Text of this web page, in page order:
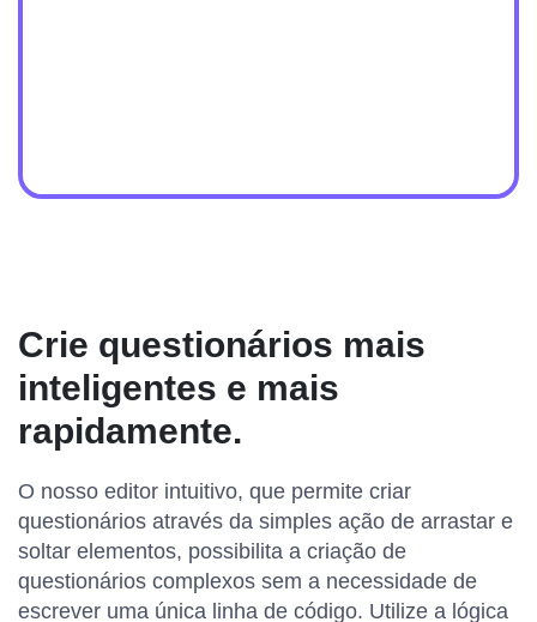
Crie questionários mais
inteligentes e mais
rapidamente.
O nosso editor intuitivo, que permite criar
questionários através da simples ação de arrastar e
soltar elementos, possibilita a criação de
questionários complexos sem a necessidade de
escrever uma única linha de código. Utilize a lógica